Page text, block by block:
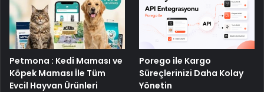
Petmona : Kedi Maması ve
Köpek Maması İle Tüm
Evcil Hayvan Ürünleri
Porego ile Kargo
Süreçlerinizi Daha Kolay
Yönetin